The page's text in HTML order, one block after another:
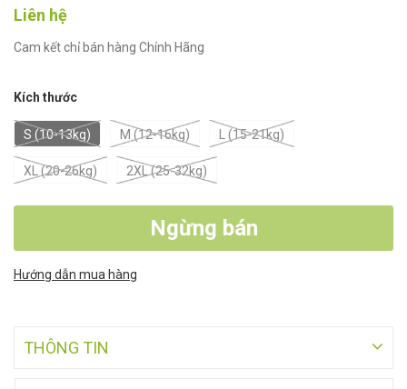
Liên hệ
Cam kết chỉ bán hàng Chính Hãng
Kích thước
S (10-13kg) M (12-16kg) L (15-21kg)
XL (20-26kg) 2XL (25-32kg)
Ngừng bán
Hướng dẫn mua hàng
THÔNG TIN